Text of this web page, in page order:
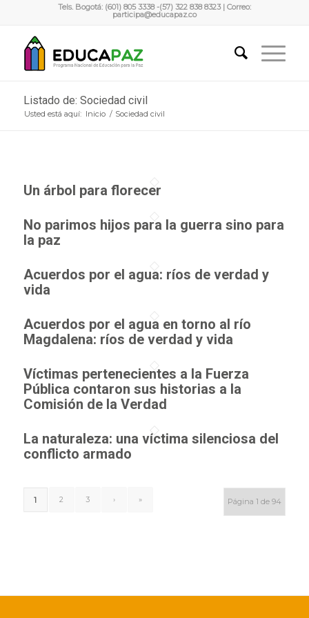
Tels. Bogotá: (601) 805 3338 -(57) 322 838 8323 | Correo:
participa@educapaz.co
Listado de: Sociedad civil
Usted está aquí: Inicio / Sociedad civil
Un árbol para florecer
No parimos hijos para la guerra sino para
la paz
Acuerdos por el agua: ríos de verdad y
vida
Acuerdos por el agua en torno al río
Magdalena: ríos de verdad y vida
Víctimas pertenecientes a la Fuerza
Pública contaron sus historias a la
Comisión de la Verdad
La naturaleza: una víctima silenciosa del
conflicto armado
Página 1 de 94
1 2 3 › »